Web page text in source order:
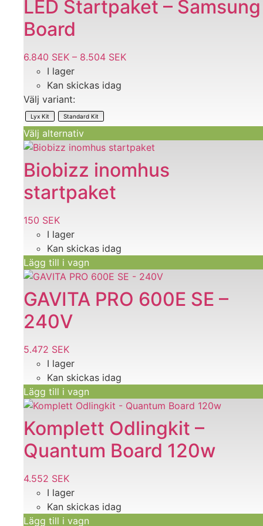
LED Startpaket – Samsung
Board
6.840 SEK – 8.504 SEK
Lyx Kit Standard Kit
I lager
Kan skickas idag
Välj variant:
Välj alternativ
produkten
har
flera
varianter.
olika
alternativen
kan
väljas
på
produktsidan
Biobizz inomhus
startpaket
150 SEK
I lager
Kan skickas idag
Lägg till i vagn
GAVITA PRO 600E SE –
240V
5.472 SEK
I lager
Kan skickas idag
Lägg till i vagn
Komplett Odlingkit –
Quantum Board 120w
4.552 SEK
I lager
Kan skickas idag
Lägg till i vagn